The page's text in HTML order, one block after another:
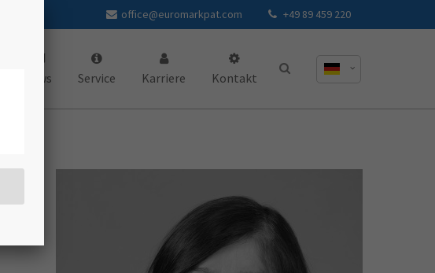
+49 89 459 220
office@euromarkpat.com
News Service Karriere Kontakt